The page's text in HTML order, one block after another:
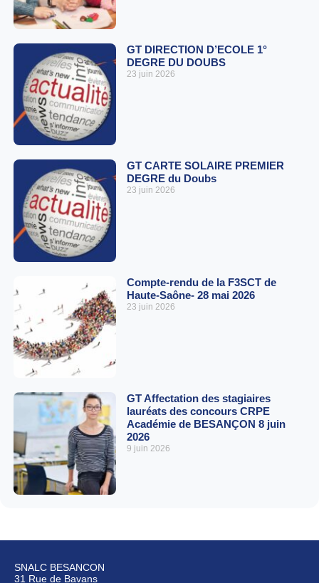
GT DIRECTION D’ECOLE 1°
DEGRE DU DOUBS
23 juin 2026
GT CARTE SOLAIRE PREMIER
DEGRE du Doubs
23 juin 2026
Compte-rendu de la F3SCT de
Haute-Saône- 28 mai 2026
23 juin 2026
GT Affectation des stagiaires
lauréats des concours CRPE
Académie de BESANÇON 8 juin
2026
9 juin 2026
SNALC BESANCON
31 Rue de Bavans